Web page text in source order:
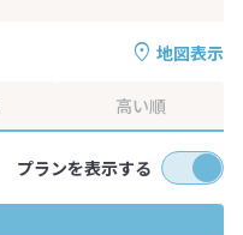
地図表示
高い順
プランを表示する